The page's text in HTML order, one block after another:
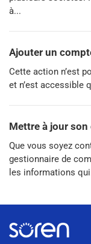
à...
Ajouter un
Cette action n’est
et n’est accessible
Mettre à jour
Que vous soyez
gestionnaire de
les informations